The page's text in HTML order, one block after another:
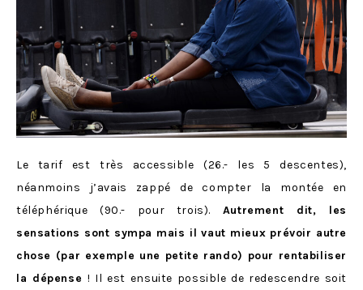
Le tarif est très accessible (26.- les 5 descentes),
néanmoins j’avais zappé de compter la montée en
téléphérique (90.- pour trois). Autrement dit, les
sensations sont sympa mais il vaut mieux prévoir autre
chose (par exemple une petite rando) pour rentabiliser
la dépense ! Il est ensuite possible de redescendre soit